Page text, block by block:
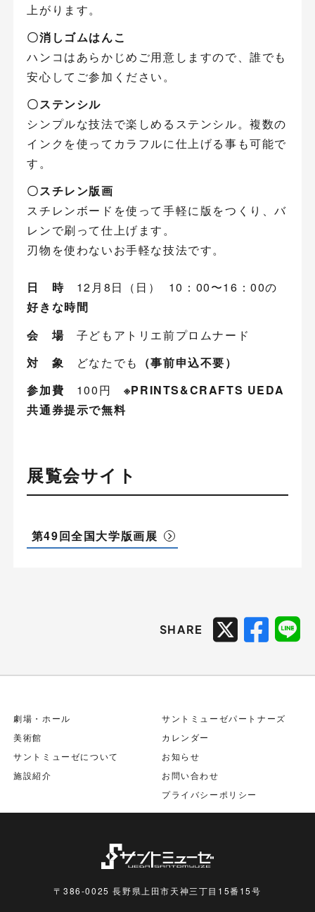
上がります。
〇消しゴムはんこ
ハンコはあらかじめご用意しますので、誰でも
安心してご参加ください。
〇ステンシル
シンプルな技法で楽しめるステンシル。複数の
インクを使ってカラフルに仕上げる事も可能で
す。
〇スチレン版画
スチレンボードを使って手軽に版をつくり、バ
レンで刷って仕上げます。
刃物を使わないお手軽な技法です。
日 時 12月8日（日） 10：00〜16：00の
好きな時間
会 場 子どもアトリエ前プロムナード
対 象 どなたでも
（事前申込不要）
参加費 100円 ※PRINTS&CRAFTS UEDA
共通券提示で無料
展覧会サイト
第49回全国大学版画展
SHARE
劇場・ホール
美術館
サントミューゼについて
施設紹介
サントミューゼパートナーズ
カレンダー
お知らせ
お問い合わせ
プライバシーポリシー
〒386-0025 長野県上田市天神三丁目15番15号